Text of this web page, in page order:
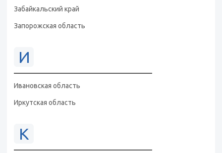
Забайкальский край
Запорожская область
И
Ивановская область
Иркутская область
К